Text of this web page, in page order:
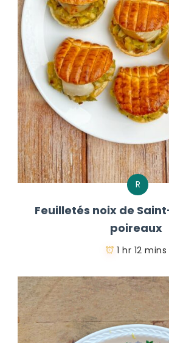
R
Feuilletés noix de
poireaux
1 hr 12 mins